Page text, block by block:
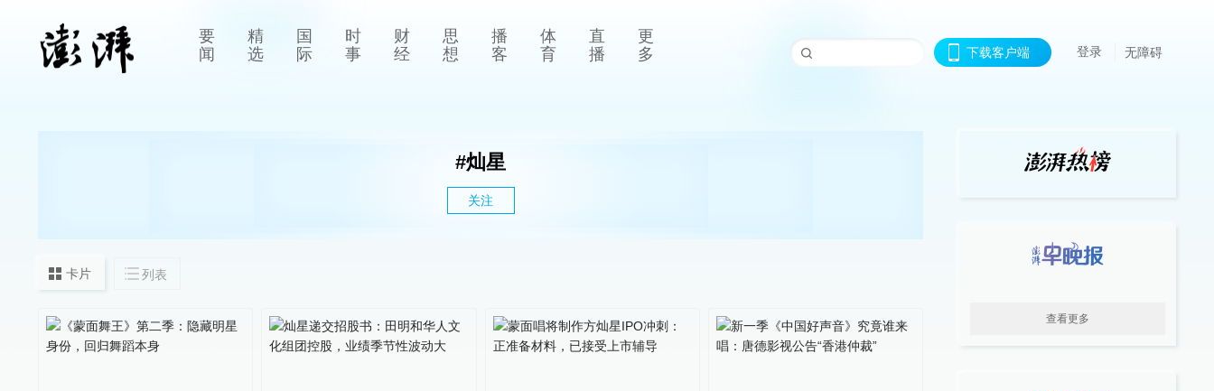
要
闻
精
选
国
际
时
事
财
经
思
想
播
客
体
育
直
播
更
多
下载客户端 登录 无障碍
#灿星
关注
卡片 列表
查看更多